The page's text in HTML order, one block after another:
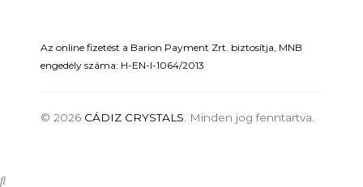
Az online fizetést a Barion Payment Zrt. biztosítja, MNB
engedély száma: H-EN-I-1064/2013
© 2026 CÁDIZ CRYSTALS . Minden jog fenntartva.
Keresés